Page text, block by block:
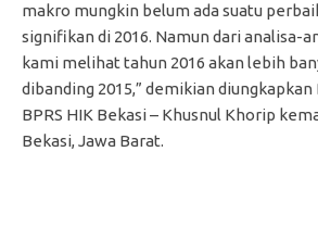
makro mungkin belum ada suatu
signifikan di 2016. Namun dari analisa-
kami melihat tahun 2016 akan lebih
dibanding 2015,” demikian
BPRS HIK Bekasi – Khusnul Khorip
Bekasi, Jawa Barat.